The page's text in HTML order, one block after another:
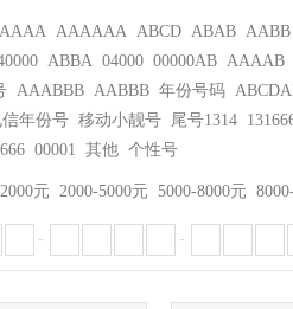
AAAAAA ABCD ABAB AABB
ABBA 04000 00000AB AAAAB
AAABBB AABBB 年份号码
信年份号 移动小靓号 尾号1314
00001 其他 个性号
元 2000-5000元 5000-8000元
- -